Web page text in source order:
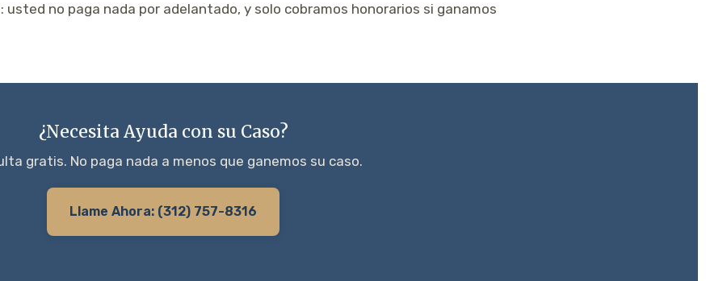
no paga nada por adelantado, y solo cobramos honorarios si ganamos
¿Necesita Ayuda con su Caso?
gratis. No paga nada a menos que ganemos su caso.
Llame Ahora: (312) 757-8316